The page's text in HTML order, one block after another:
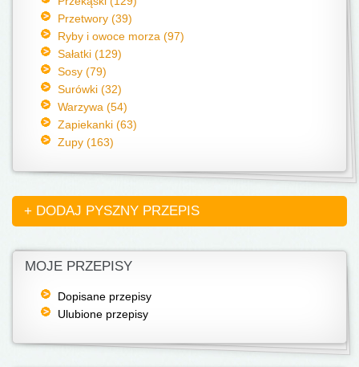
Przetwory (39)
Ryby i owoce morza (97)
Sałatki (129)
Sosy (79)
Surówki (32)
Warzywa (54)
Zapiekanki (63)
Zupy (163)
+ DODAJ PYSZNY PRZEPIS
MOJE PRZEPISY
Dopisane przepisy
Ulubione przepisy